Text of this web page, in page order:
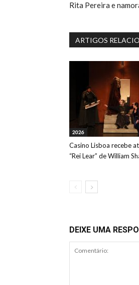
Rita Pereira e
ARTIGOS
2026
Casino Lisboa recebe
“Rei Lear” de William
DEIXE UMA